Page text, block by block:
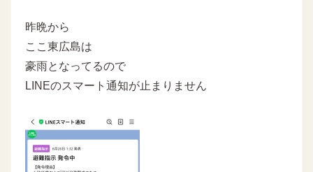
昨晩から
ここ東広島は
豪雨となってるので
LINEのスマート通知が止まりません